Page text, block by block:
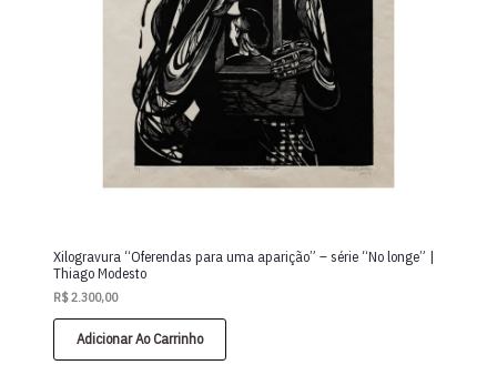
Xilogravura “Oferendas para uma aparição” – série “No longe” |
Thiago Modesto
R$2.300,00
Adicionar Ao Carrinho